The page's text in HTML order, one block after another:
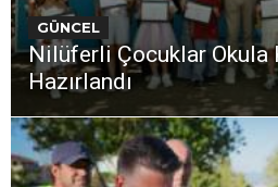
GÜNCEL
Nilüferli Çocuklar Okula
Hazırlandı